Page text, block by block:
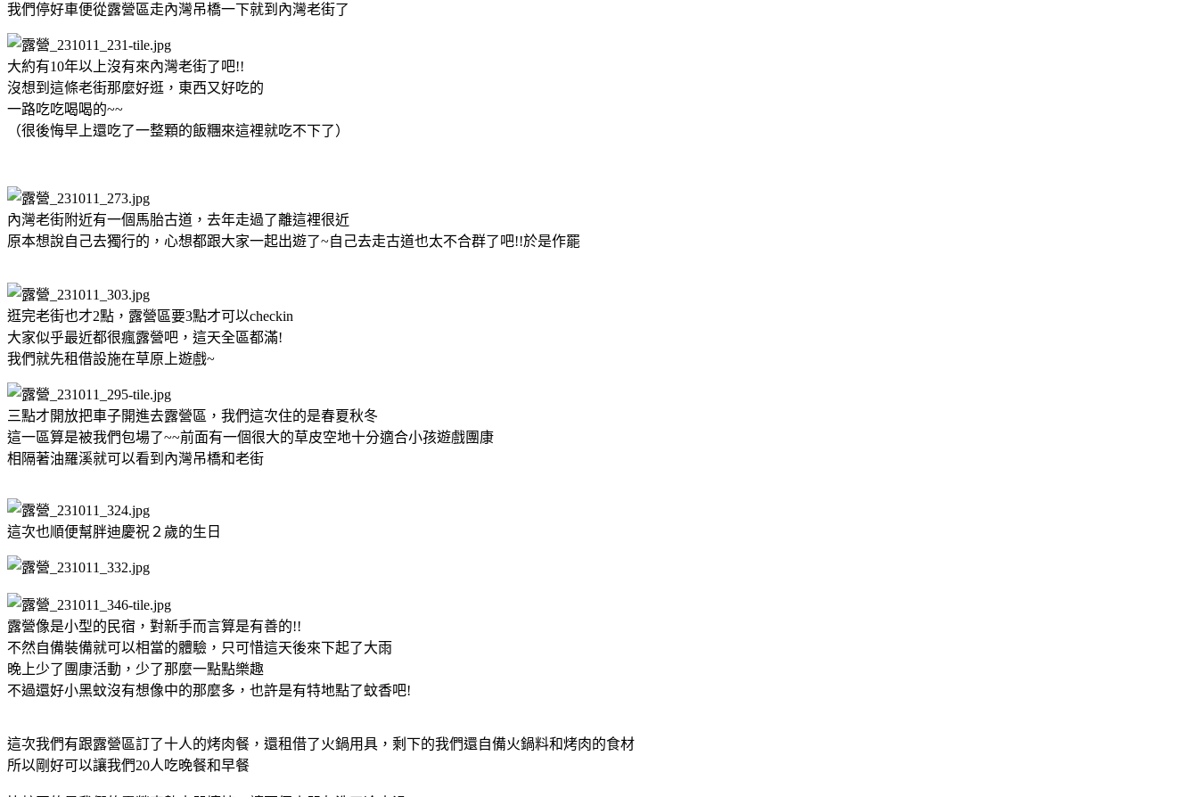
我們停好車便從露營區走內灣吊橋一下就到內灣老街了
大約有10年以上沒有來內灣老街了吧!!
沒想到這條老街那麼好逛，東西又好吃的
一路吃吃喝喝的~~
（很後悔早上還吃了一整顆的飯糰來這裡就吃不下了）
內灣老街附近有一個馬胎古道，去年走過了離這裡很近
原本想說自己去獨行的，心想都跟大家一起出遊了~自己去走古道也太不合群了吧!!於是作罷
逛完老街也才2點，露營區要3點才可以checkin
大家似乎最近都很瘋露營吧，這天全區都滿!
我們就先租借設施在草原上遊戲~
三點才開放把車子開進去露營區，我們這次住的是春夏秋冬
這一區算是被我們包場了~~前面有一個很大的草皮空地十分適合小孩遊戲團康
相隔著油羅溪就可以看到內灣吊橋和老街
這次也順便幫胖迪慶祝２歲的生日
露營像是小型的民宿，對新手而言算是有善的!!
不然自備裝備就可以相當的體驗，只可惜這天後來下起了大雨
晚上少了團康活動，少了那麼一點點樂趣
不過還好小黑蚊沒有想像中的那麼多，也許是有特地點了蚊香吧!
這次我們有跟露營區訂了十人的烤肉餐，還租借了火鍋用具，剩下的我們還自備火鍋料和烤肉的食材
所以剛好可以讓我們20人吃晚餐和早餐